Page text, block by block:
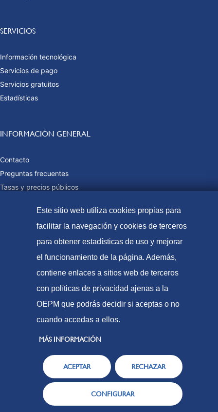
SERVICIOS
Información tecnológica
Servicios de pago
Servicios gratuitos
Estadísticas
INFORMACIÓN GENERAL
Contacto
Preguntas frecuentes
Tasas y precios públicos
© Oficina Española de Patentes y Marcas, 2023
Accesibilidad
Aviso Legal
Política de Cookies
Protección de datos
Este sitio web utiliza cookies propias para
facilitar la navegación y cookies de terceros
para obtener estadísticas de uso y mejorar
el funcionamiento de la página. Además,
contiene enlaces a sitios web de terceros
con políticas de privacidad ajenas a la
OEPM que podrás decidir si aceptas o no
cuando accedas a ellos.
MÁS INFORMACIÓN
ACEPTAR RECHAZAR
CONFIGURAR